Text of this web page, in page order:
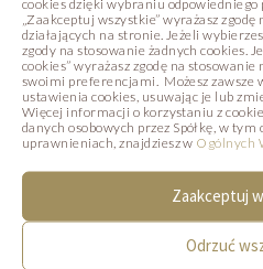
cookies dzięki wybraniu odpowiedniego
„Zaakceptuj wszystkie” wyrażasz
działających na stronie. Jeżeli
zgody na stosowanie żadnych cookies.
cookies” wyrażasz zgodę na
swoimi preferencjami. Możesz zawsze
ustawienia cookies, usuwając je lub
Więcej informacji o korzystaniu z
danych osobowych przez Spółkę, w tym
uprawnieniach, znajdziesz w Ogólnych
Zaakceptuj
Odrzuć
PODOBNE
Poniżej prezentujemy